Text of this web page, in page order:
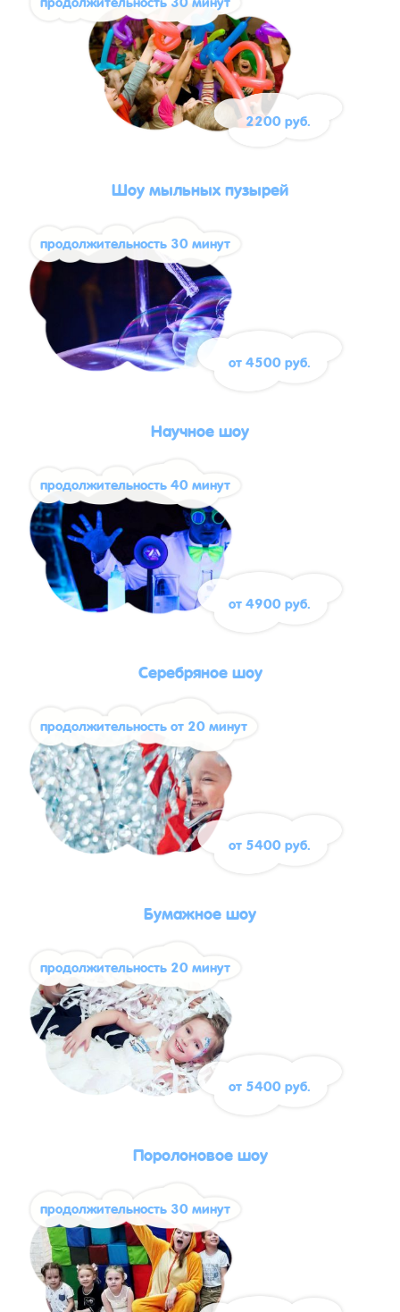
2200 руб.
Шоу мыльных пузырей
продолжительность 30 минут
от 4500 руб.
Научное шоу
продолжительность 40 минут
от 4900 руб.
Серебряное шоу
продолжительность от 20 минут
от 5400 руб.
Бумажное шоу
продолжительность 20 минут
от 5400 руб.
Поролоновое шоу
продолжительность 30 минут